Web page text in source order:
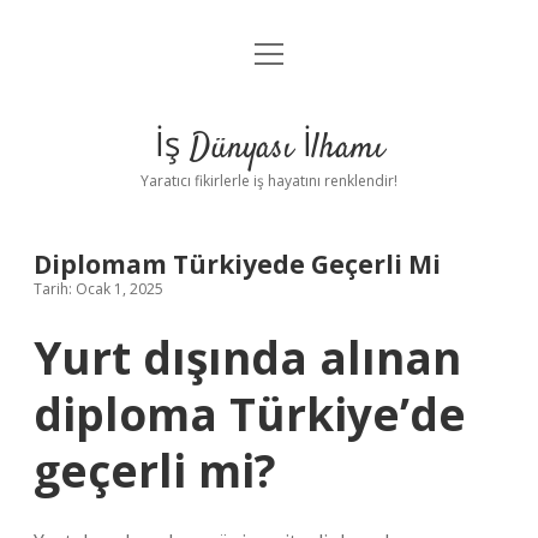
Anasayfa
Yasal Uyarı
menüyü
İş Dünyası İlhamı
Yaratıcı fikirlerle iş hayatını renklendir!
Diplomam Türkiyede Geçerli Mi
Tarih: Ocak 1, 2025
Yurt dışında alınan
diploma Türkiye’de
geçerli mi?